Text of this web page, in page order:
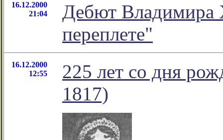
16.12.2000
21:04
Дебют Владимира
переплете"
16.12.2000
12:55
225 лет со дня
1817)